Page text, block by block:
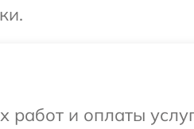
работ и оплаты